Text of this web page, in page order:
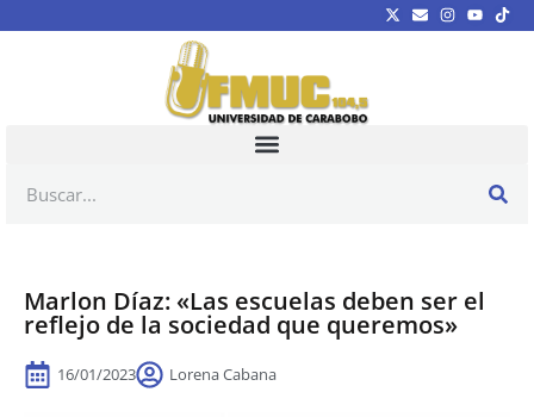
Marlon Díaz: «Las escuelas deben ser el
reflejo de la sociedad que queremos»
16/01/2023 Lorena Cabana